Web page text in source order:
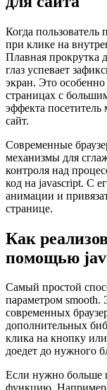
Когда пользователь
при клике на
Плавная прокрутка
глаз успевает
экран. Это
страницах с
эффекта
сайт.
Современные
механизмы для
контроля над
код на javascript. С
анимации и
странице.
Как
помощью
Самый простой
параметром smooth.
современных
дополнительных
клика на кнопку
доедет до нужного
Если нужно больше